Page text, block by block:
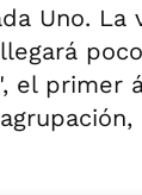
Uno. La
el primer